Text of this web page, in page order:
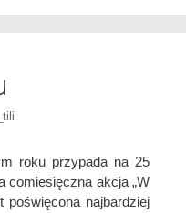
roku przypada na 25
comiesięczna akcja „W
poświęcona najbardziej